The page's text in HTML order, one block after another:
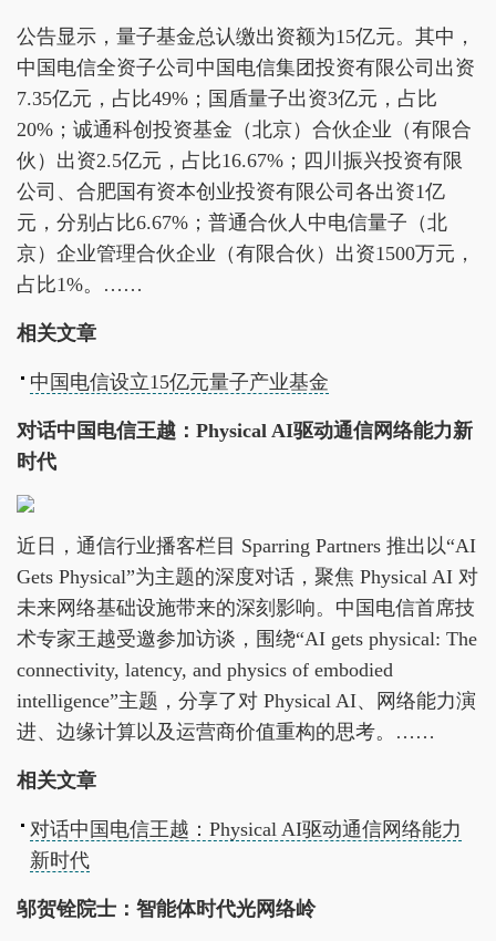
公告显示，量子基金总认缴出资额为15亿元。其中，
中国电信全资子公司中国电信集团投资有限公司出资
7.35亿元，占比49%；国盾量子出资3亿元，占比
20%；诚通科创投资基金（北京）合伙企业（有限合
伙）出资2.5亿元，占比16.67%；四川振兴投资有限
公司、合肥国有资本创业投资有限公司各出资1亿
元，分别占比6.67%；普通合伙人中电信量子（北
京）企业管理合伙企业（有限合伙）出资1500万元，
占比1%。……
相关文章
中国电信设立15亿元量子产业基金
对话中国电信王越：Physical AI驱动通信网络能力新
时代
近日，通信行业播客栏目 Sparring Partners 推出以“AI
Gets Physical”为主题的深度对话，聚焦 Physical AI 对
未来网络基础设施带来的深刻影响。中国电信首席技
术专家王越受邀参加访谈，围绕“AI gets physical: The
connectivity, latency, and physics of embodied
intelligence”主题，分享了对 Physical AI、网络能力演
进、边缘计算以及运营商价值重构的思考。……
相关文章
对话中国电信王越：Physical AI驱动通信网络能力
新时代
邬贺铨院士：智能体时代光网络岭